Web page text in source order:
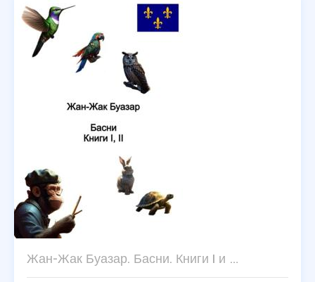
Жан-Жак Буазар. Басни. Книги I и …